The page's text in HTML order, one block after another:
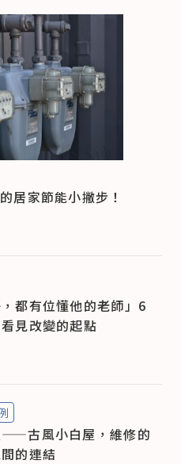
居家節能小撇步！
都有位懂他的老師」6
見改變的起點
——古風小白屋，維修的
的連結